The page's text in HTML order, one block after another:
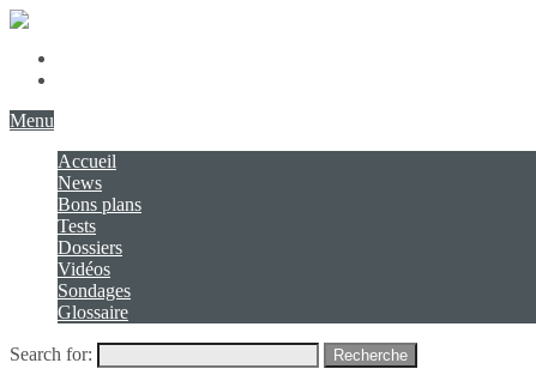
Menu
Accueil
News
Bons plans
Tests
Dossiers
Vidéos
Sondages
Glossaire
Search for: Recherche